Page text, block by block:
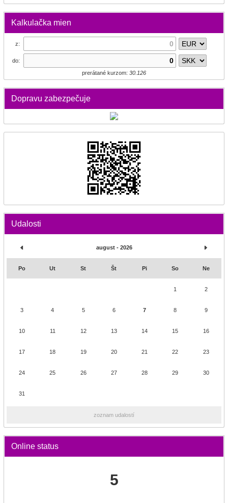
Kalkulačka mien
z:
do:
prerátané kurzom: 30.126
Dopravu zabezpečuje
Udalosti
august - 2026
Po Ut St Št Pi So Ne
1 2
3 4 5 6 7 8 9
10 11 12 13 14 15 16
17 18 19 20 21 22 23
24 25 26 27 28 29 30
31
zoznam udalostí
Online status
5